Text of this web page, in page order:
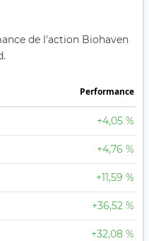
de l'action Biohaven
Performance
+4,05 %
+4,76 %
+11,59 %
+36,52 %
+32,08 %